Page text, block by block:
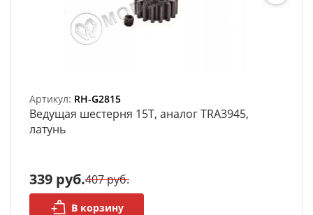
Артикул: RH-G2815
Ведущая шестерня 15T, аналог TRA3945,
латунь
339 руб.407 руб.
В корзину